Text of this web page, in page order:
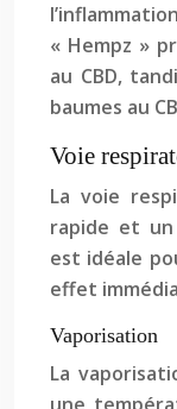
« Hempz »
au CBD,
baumes au
Voie
La voie
rapide et
est idéale
effet
Vaporisation
La